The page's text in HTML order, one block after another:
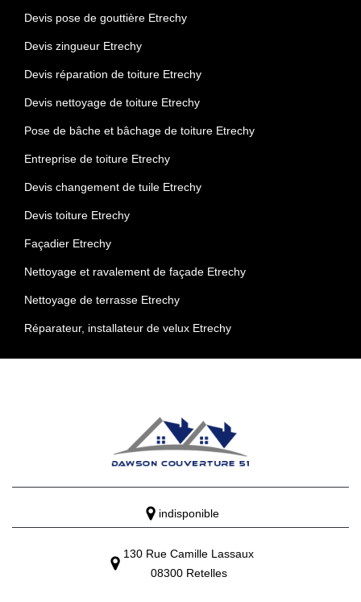
Devis pose de gouttière Etrechy
Devis zingueur Etrechy
Devis réparation de toiture Etrechy
Devis nettoyage de toiture Etrechy
Pose de bâche et bâchage de toiture Etrechy
Entreprise de toiture Etrechy
Devis changement de tuile Etrechy
Devis toiture Etrechy
Façadier Etrechy
Nettoyage et ravalement de façade Etrechy
Nettoyage de terrasse Etrechy
Réparateur, installateur de velux Etrechy
indisponible
130 Rue Camille Lassaux
08300 Retelles